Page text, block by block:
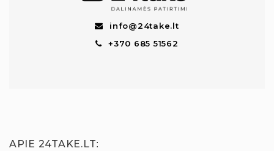
info@24take.lt
+370 685 51562
APIE 24TAKE.LT: